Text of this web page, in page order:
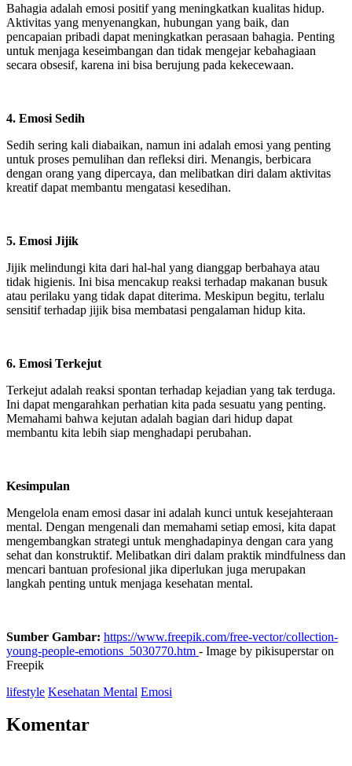
Bahagia adalah emosi positif yang meningkatkan kualitas hidup.
Aktivitas yang menyenangkan, hubungan yang baik, dan
pencapaian pribadi dapat meningkatkan perasaan bahagia. Penting
untuk menjaga keseimbangan dan tidak mengejar kebahagiaan
secara obsesif, karena ini bisa berujung pada kekecewaan.
4. Emosi Sedih
Sedih sering kali diabaikan, namun ini adalah emosi yang penting
untuk proses pemulihan dan refleksi diri. Menangis, berbicara
dengan orang yang dipercaya, dan melibatkan diri dalam aktivitas
kreatif dapat membantu mengatasi kesedihan.
5. Emosi Jijik
Jijik melindungi kita dari hal-hal yang dianggap berbahaya atau
tidak higienis. Ini bisa mencakup reaksi terhadap makanan busuk
atau perilaku yang tidak dapat diterima. Meskipun begitu, terlalu
sensitif terhadap jijik bisa membatasi pengalaman hidup kita.
6. Emosi Terkejut
Terkejut adalah reaksi spontan terhadap kejadian yang tak terduga.
Ini dapat mengarahkan perhatian kita pada sesuatu yang penting.
Memahami bahwa kejutan adalah bagian dari hidup dapat
membantu kita lebih siap menghadapi perubahan.
Kesimpulan
Mengelola enam emosi dasar ini adalah kunci untuk kesejahteraan
mental. Dengan mengenali dan memahami setiap emosi, kita dapat
mengembangkan strategi untuk menghadapinya dengan cara yang
sehat dan konstruktif. Melibatkan diri dalam praktik mindfulness dan
mencari bantuan profesional jika diperlukan juga merupakan
langkah penting untuk menjaga kesehatan mental.
Sumber Gambar: https://www.freepik.com/free-vector/collection-
young-people-emotions_5030770.htm - Image by pikisuperstar on
Freepik
lifestyle Kesehatan Mental Emosi
Komentar